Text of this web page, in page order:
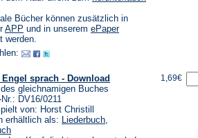
Bücher können zusätzlich in
APP (Öffnet
in
neuen
und in unserem ePaper(Öffnet
werden.
Engel sprach - Download
gleichnamigen Buches
DV16/0211
von: Horst Christill
erhältlich als: Liederbuch,
1,69€